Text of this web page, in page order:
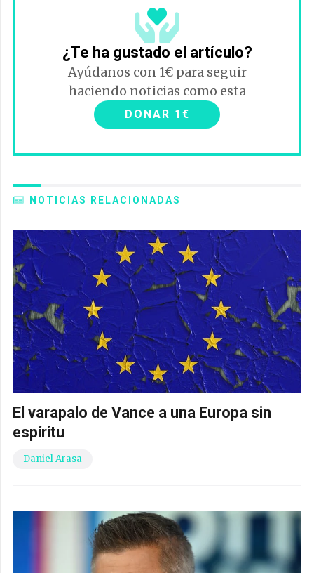
¿Te ha gustado el artículo?
Ayúdanos con 1€ para seguir
haciendo noticias como esta
DONAR 1€
NOTICIAS RELACIONADAS
El varapalo de Vance a una Europa sin
espíritu
Daniel Arasa